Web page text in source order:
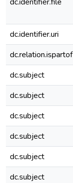
dc.identifier.uri
dc.relation.ispartof
dc.subject
dc.subject
dc.subject
dc.subject
dc.subject
dc.subject